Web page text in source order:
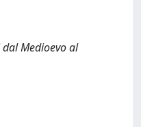
Medioevo al